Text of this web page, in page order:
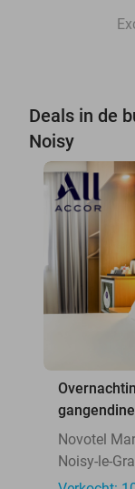
Deals in de
Noisy
Novotel
Noisy-le-